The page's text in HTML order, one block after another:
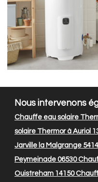
Nous intervenons
Chauffe eau solaire
solaire Thermor à Auriol
Jarville la Malgrange
Peymeinade 06530
Ouistreham 14150